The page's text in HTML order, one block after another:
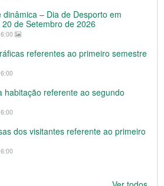
dinâmica – Dia de Desporto em
de Setembro de 2026
referentes ao primeiro semestre
habitação referente ao segundo
dos visitantes referente ao primeiro